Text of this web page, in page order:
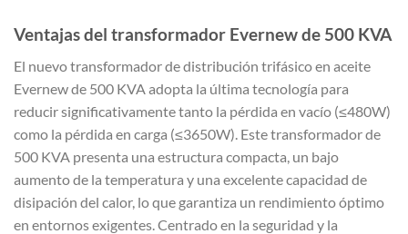
Ventajas del transformador Evernew de 500 KVA
El nuevo transformador de distribución trifásico en aceite
Evernew de 500 KVA adopta la última tecnología para
reducir significativamente tanto la pérdida en vacío (≤480W)
como la pérdida en carga (≤3650W). Este transformador de
500 KVA presenta una estructura compacta, un bajo
aumento de la temperatura y una excelente capacidad de
disipación del calor, lo que garantiza un rendimiento óptimo
en entornos exigentes. Centrado en la seguridad y la